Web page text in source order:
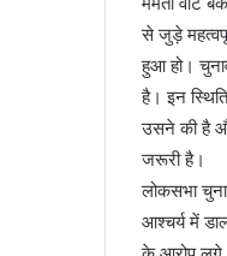
से जुड़े
हुआ हो।
है। इन
उसने की है
जरूरी है।
लोकसभा
आश्चर्य में